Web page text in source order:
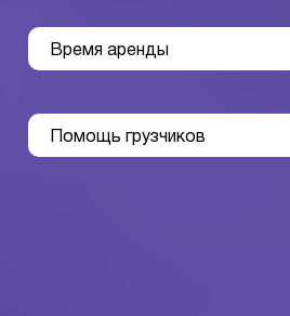
Время аренды
Помощь грузчиков